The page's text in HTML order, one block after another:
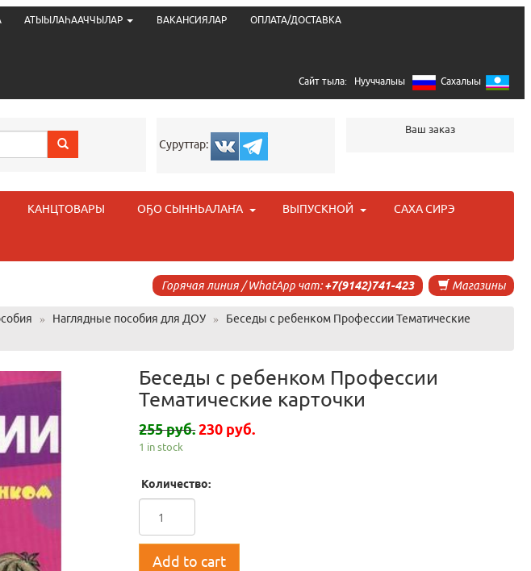
АТЫЫЛАҺААЧЧЫЛАР ВАКАНСИЯЛАР ОПЛАТА/ДОСТАВКА
Сайт тыла: Нууччалыы Сахалыы
Суруттар:
Ваш заказ
КАНЦТОВАРЫ ОҔО СЫННЬАЛАҤА ВЫПУСКНОЙ САХА СИРЭ
Магазины
Горячая линия / WhatApp чат:+7(9142)741-423
» Наглядные пособия для ДОУ »
Беседы с ребенком Профессии Тематические
Беседы с ребенком Профессии
Тематические карточки
255 руб. 230 руб.
1 in stock
Количество:
Add to cart